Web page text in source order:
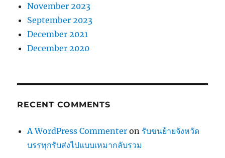
November 2023
September 2023
December 2021
December 2020
RECENT COMMENTS
A WordPress Commenter on รับขนย้ายจังหวัด
บรรทุกรับส่งไปแบบเหมากลับรวม